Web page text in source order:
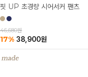
핏 UP 초경량 시어서커 팬츠
46,680원
17% 38,900원